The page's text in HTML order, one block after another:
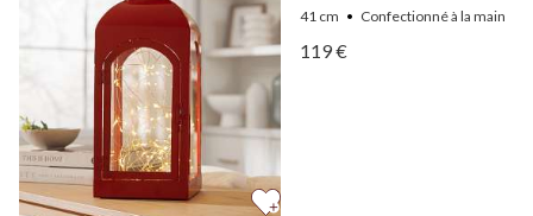
41 cm Confectionné à la main
Afficher Lanterne
Afficher Lanterne
119 €